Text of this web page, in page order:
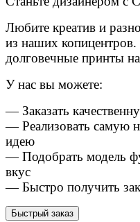
Любите креатив и
из наших
долговечные принты
У нас вы можете:
— Заказать
— Реализовать самую
идею
— Подобрать модель
вкус
— Быстро получить
Быстрый заказ